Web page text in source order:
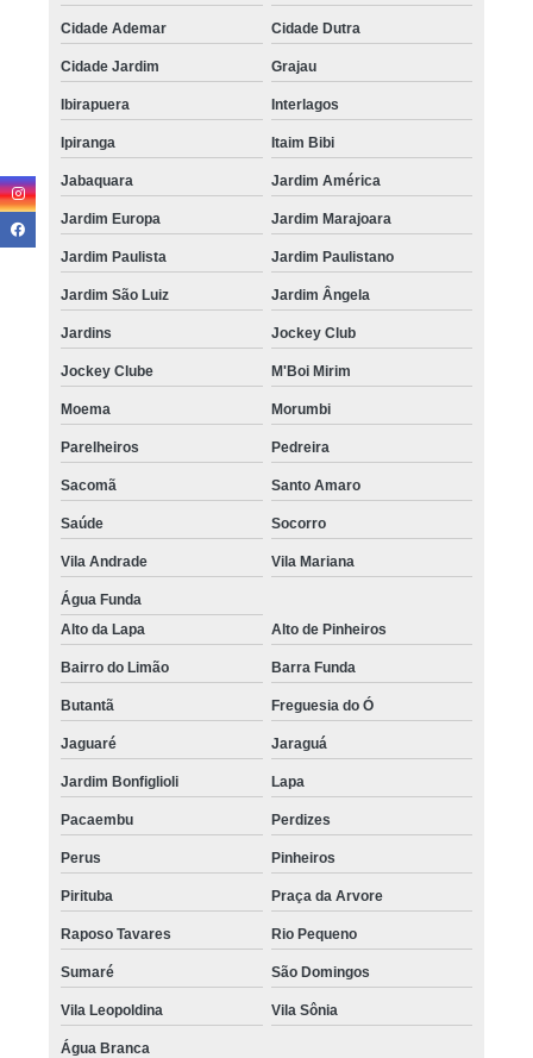
Cidade Ademar Cidade Dutra
Cidade Jardim Grajau
Ibirapuera Interlagos
Ipiranga Itaim Bibi
Jabaquara Jardim América
Jardim Europa Jardim Marajoara
Jardim Paulista Jardim Paulistano
Jardim São Luiz Jardim Ângela
Jardins Jockey Club
Jockey Clube M'Boi Mirim
Moema Morumbi
Parelheiros Pedreira
Sacomã Santo Amaro
Saúde Socorro
Vila Andrade Vila Mariana
Água Funda
Alto da Lapa
Alto de Pinheiros
Bairro do Limão Barra Funda
Butantã Freguesia do Ó
Jaguaré Jaraguá
Jardim Bonfiglioli Lapa
Pacaembu Perdizes
Perus Pinheiros
Pirituba Praça da Arvore
Raposo Tavares Rio Pequeno
Sumaré São Domingos
Vila Leopoldina Vila Sônia
Água Branca